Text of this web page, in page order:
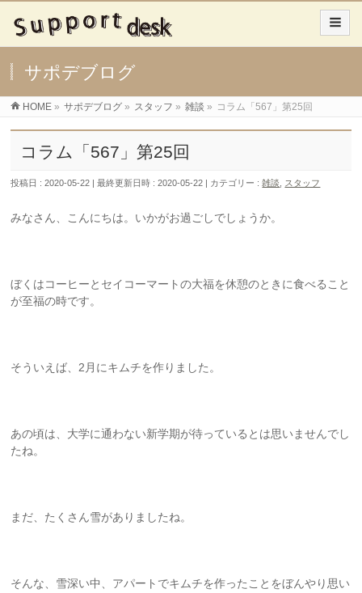
サポデブログ
HOME » サポデブログ » スタッフ » 雑談 » コラム「567」第25回
コラム「567」第25回
投稿日 : 2020-05-22 最終更新日時 : 2020-05-22 カテゴリー :雑談 スタッフ
みなさん、こんにちは。いかがお過ごしでしょうか。
ぼくはコーヒーとセイコーマートの大福を休憩のときに食べること
が至福の時です。
そういえば、2月にキムチを作りました。
あの頃は、大学に通わない新学期が待っているとは思いませんでし
たね。
まだ、たくさん雪がありましたね。
そんな、雪深い中、アパートでキムチを作ったことをぼんやり思い